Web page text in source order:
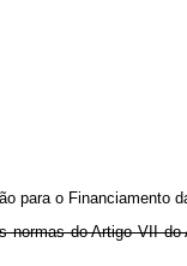
para o Financiamento
do Artigo VII